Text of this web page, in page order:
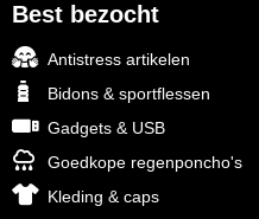
Best bezocht
Antistress artikelen
Bidons & sportflessen
Gadgets & USB
Goedkope regenponcho's
Kleding & caps